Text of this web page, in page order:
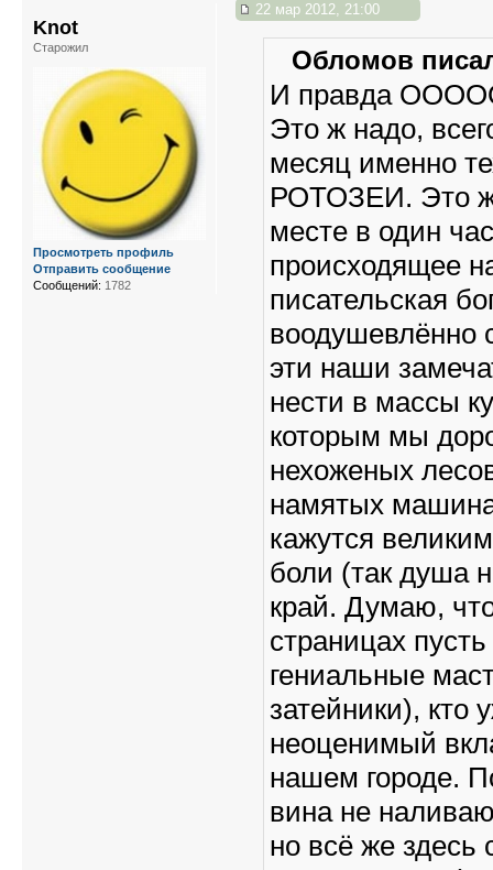
22 мар 2012, 21:00
Обломов
И правда
Это ж надо,
месяц именно
РОТОЗЕИ. Это ж
месте в один
происходящее
писательская
воодушевлённо
эти наши
нести в массы
которым мы
нехоженых
намятых
кажутся
боли (так душа
край. Думаю,
страницах
гениальные
затейники), кто
неоценимый
нашем городе.
вина не
но всё же здесь
Knot
Старожил
Просмотреть профиль
Отправить сообщение
Сообщений: 1782